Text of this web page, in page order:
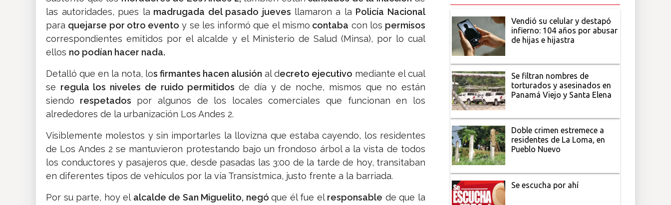
las autoridades, pues la madrugada del pasado jueves llamaron a la Policía Nacional
para quejarse por otro evento y se les informó que el mismo contaba con los permisos
correspondientes emitidos por el alcalde y el Ministerio de Salud (Minsa), por lo cual
ellos no podían hacer nada.
Detalló que en la nota, los firmantes hacen alusión al decreto ejecutivo mediante el cual
se regula los niveles de ruido permitidosde día y de noche, mismos que no están
siendo respetados por algunos de los locales comerciales que funcionan en los
alrededores de la urbanización Los Andes 2.
Visiblemente molestos y sin importarles la llovizna que estaba cayendo, los residentes
de Los Andes 2 se mantuvieron protestando bajo un frondoso árbol a la vista de todos
los conductores y pasajeros que, desde pasadas las 3:00 de la tarde de hoy, transitaban
en diferentes tipos de vehículos por la vía Transístmica, justo frente a la barriada.
Por su parte, hoy elalcalde de San Miguelito, negóque él fue elresponsable de que la
Vendió su celular y destapó
infierno: 104 años por abusar
de hijas e hijastra
Se filtran nombres de
torturados y asesinados en
Panamá Viejo y Santa Elena
Doble crimen estremece a
residentes de La Loma, en
Pueblo Nuevo
Se escucha por ahí